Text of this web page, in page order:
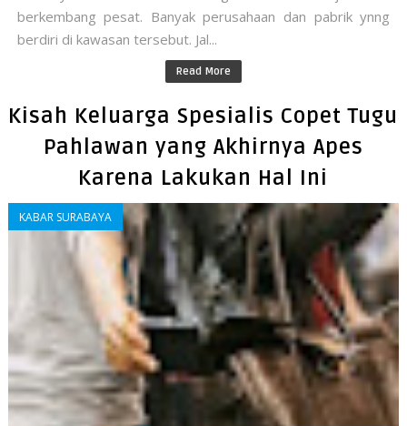
berkembang pesat. Banyak perusahaan dan pabrik ynng
berdiri di kawasan tersebut. Jal...
Read More
Kisah Keluarga Spesialis Copet Tugu
Pahlawan yang Akhirnya Apes
Karena Lakukan Hal Ini
KABAR SURABAYA